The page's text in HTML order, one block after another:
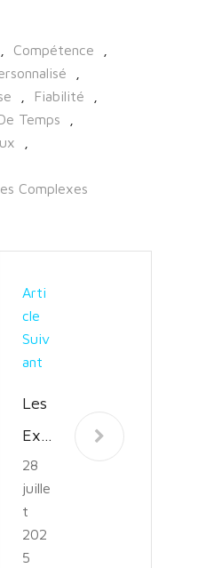
Compétence
Fiabilité
Temps
Complexes
Arti
Cle
Suiv
Ant
Les
Exp
erts
:
Gar
die
28
juille
t
202
5